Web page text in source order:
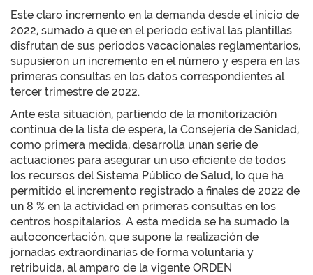
Este claro incremento en la demanda desde el inicio de
2022, sumado a que en el periodo estival las plantillas
disfrutan de sus periodos vacacionales reglamentarios,
supusieron un incremento en el número y espera en las
primeras consultas en los datos correspondientes al
tercer trimestre de 2022.
Ante esta situación, partiendo de la monitorización
continua de la lista de espera, la Consejería de Sanidad,
como primera medida, desarrolla unan serie de
actuaciones para asegurar un uso eficiente de todos
los recursos del Sistema Público de Salud, lo que ha
permitido el incremento registrado a finales de 2022 de
un 8 % en la actividad en primeras consultas en los
centros hospitalarios. A esta medida se ha sumado la
autoconcertación, que supone la realización de
jornadas extraordinarias de forma voluntaria y
retribuida, al amparo de la vigente ORDEN